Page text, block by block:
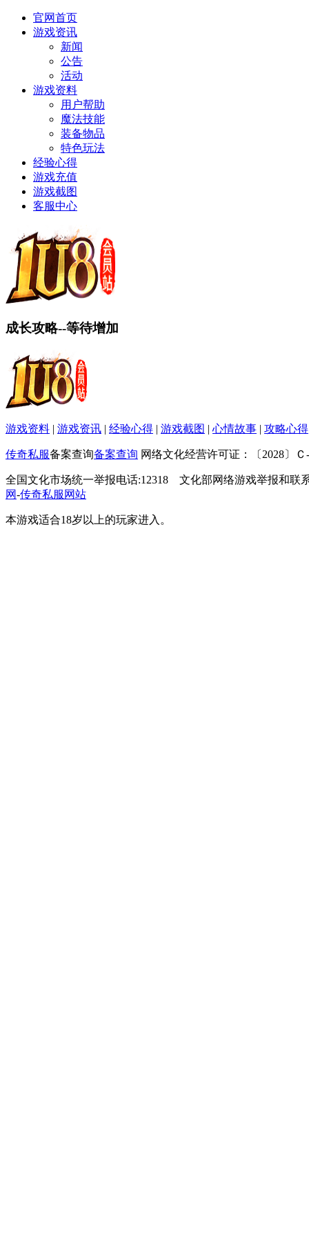
官网首页
游戏资讯
新闻
公告
活动
游戏资料
用户帮助
魔法技能
装备物品
特色玩法
经验心得
游戏充值
游戏截图
客服中心
成长攻略--等待增加
游戏资料 | 游戏资讯 | 经验心得 | 游戏截图 | 心情故事 | 攻略心得
传奇私服备案查询备案查询 网络文化经营许可证：〔2028〕Ｃ
全国文化市场统一举报电话:12318 文化部网络游戏举报和联
网-传奇私服网站
本游戏适合18岁以上的玩家进入。